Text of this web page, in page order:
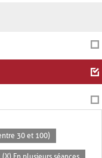
30 et 100)